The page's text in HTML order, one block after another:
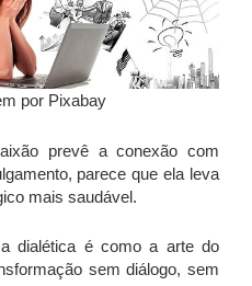
por Pixabay
prevê a conexão com
parece que ela leva
mais saudável.
dialética é como a arte do
sem diálogo, sem